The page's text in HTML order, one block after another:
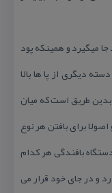
میگیرد و همینكه پود
دیگری از پا ها بالا
بدین طریق است كه میان
برای بافتن هر نوع
بافندگی هر كدام
و در جای خود قرار می